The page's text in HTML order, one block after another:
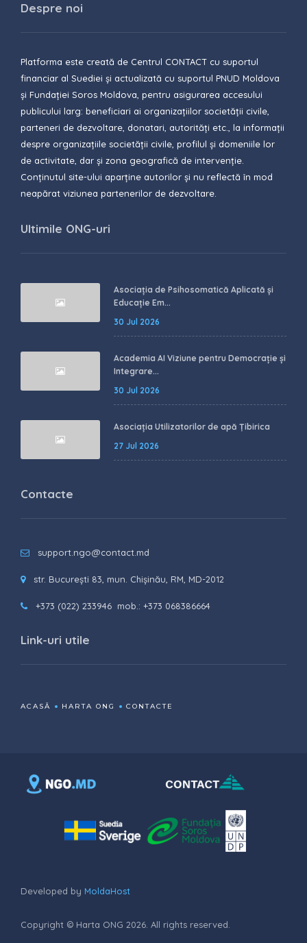
Despre noi
Platforma este creată de Centrul CONTACT cu suportul
financiar al Suediei și actualizată cu suportul PNUD Moldova
și Fundației Soros Moldova, pentru asigurarea accesului
publicului larg: beneficiari ai organizațiilor societății civile,
parteneri de dezvoltare, donatari, autorități etc., la informații
despre organizațiile societății civile, profilul și domeniile lor
de activitate, dar și zona geografică de intervenție.
Conținutul site-ului aparține autorilor și nu reflectă în mod
neapărat viziunea partenerilor de dezvoltare.
Ultimile ONG-uri
Asociația de Psihosomatică Aplicată și
Educație Em...
30 Jul 2026
Academia AI Viziune pentru Democrație și
Integrare...
30 Jul 2026
Asociația Utilizatorilor de apă Țibirica
27 Jul 2026
Contacte
support.ngo@contact.md
str. București 83, mun. Chișinău, RM, MD-2012
+373 (022) 233946 mob.: +373 068386664
Link-uri utile
ACASĂ HARTA ONG CONTACTE
Developed by MoldaHost
Copyright © Harta ONG 2026. All rights reserved.